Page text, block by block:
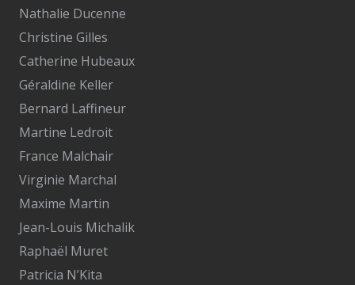
Nathalie Ducenne
Christine Gilles
Catherine Hubeaux
Géraldine Keller
Bernard Laffineur
Martine Ledroit
France Malchair
Virginie Marchal
Maxime Martin
Jean-Louis Michalik
Raphaël Muret
Patricia N’Kita